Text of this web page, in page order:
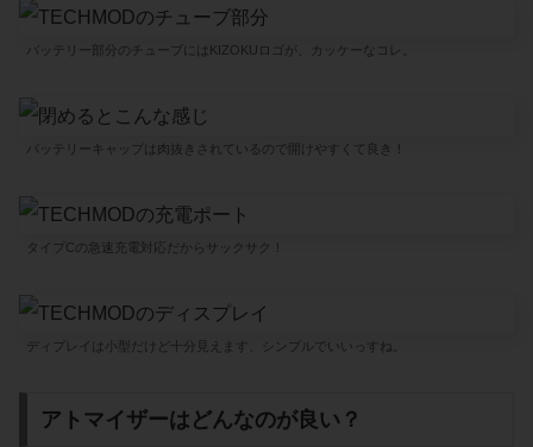
バッテリー部分のチューブにはKIZOKUロゴが、カッケーなコレ。
バッテリーキャップは肉抜きされているので開けやすくて良き！
タイプCの急速充電対応だからサックサク！
ディプレイは小型だけど十分見えます、シンプルでいいっすね。
アトマイザーはどんなのが良い？